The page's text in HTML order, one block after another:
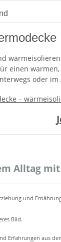
einen
oder im
Alltag
und
Bild.
Erfahrungen aus